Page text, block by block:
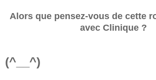
Alors que pensez-vous de cette
avec Clinique ?
(^__^)